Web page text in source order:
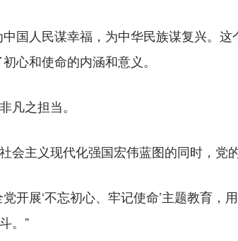
人民谋幸福，为中华民族谋复兴。这
心和使命的内涵和意义。
之担当。
主义现代化强国宏伟蓝图的同时，党
展‘不忘初心、牢记使命’主题教育，
。”